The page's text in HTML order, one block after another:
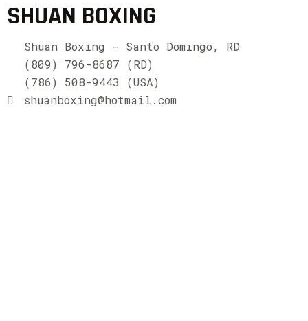
SHUAN BOXING
Shuan Boxing - Santo Domingo, RD
(809) 796-8687 (RD)
(786) 508-9443 (USA)
shuanboxing@hotmail.com